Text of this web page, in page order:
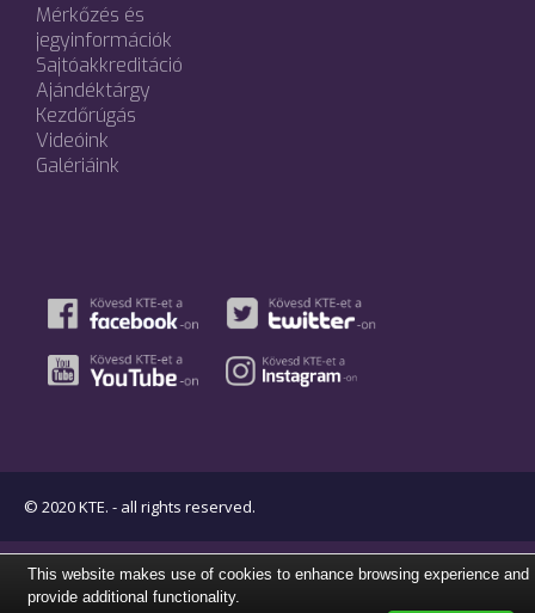
Mérkőzés és
jegyinformációk
Sajtóakkreditáció
Ajándéktárgy
Kezdőrúgás
Videóink
Galériáink
© 2020 KTE. - all rights reserved.
This website makes use of cookies to enhance browsing experience and
provide additional functionality.